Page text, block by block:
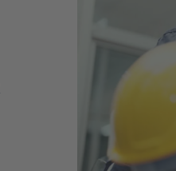
Weiterbildungen
Fachpublikationen &
Zollverfahren &
Weiterbildungen (AKADEMIE